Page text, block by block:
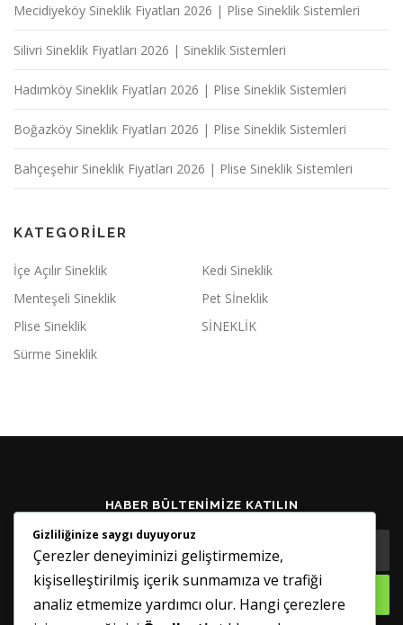
Mecidiyeköy Sineklik Fiyatları 2026 | Plise Sineklik Sistemleri
Silivri Sineklik Fiyatları 2026 | Sineklik Sistemleri
Hadımköy Sineklik Fiyatları 2026 | Plise Sineklik Sistemleri
Boğazköy Sineklik Fiyatları 2026 | Plise Sineklik Sistemleri
Bahçeşehir Sineklik Fiyatları 2026 | Plise Sineklik Sistemleri
KATEGORILER
İçe Açılır Sineklik
Kedi Sineklik
Menteşeli Sineklik
Pet Sİneklik
Plise Sineklik
SİNEKLİK
Sürme Sineklik
HABER BÜLTENIMIZE KATILIN
Gizliliğinize saygı duyuyoruz
Çerezler deneyiminizi geliştirmemize,
kişiselleştirilmiş içerik sunmamıza ve trafiği
analiz etmemize yardımcı olur. Hangi çerezlere